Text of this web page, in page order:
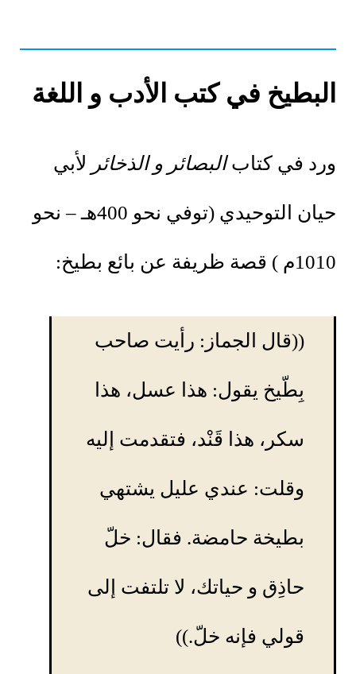
البطيخ في كتب الأدب و اللغة
ورد في كتابالبصائر و الذخائر لأبي
حيان التوحيدي (توفي نحو 400هـ – نحو
1010م ) قصة ظريفة عن بائع بطيخ:
((قال الجماز: رأيت صاحب
بِطّيخ يقول: هذا عسل، هذا
سكر، هذا قَنْد، فتقدمت إليه
وقلت: عندي عليل يشتهي
بطيخة حامضة. فقال: خلّ
حاذِق و حياتك، لا تلتفت إلى
قولي فإنه خلّ.))